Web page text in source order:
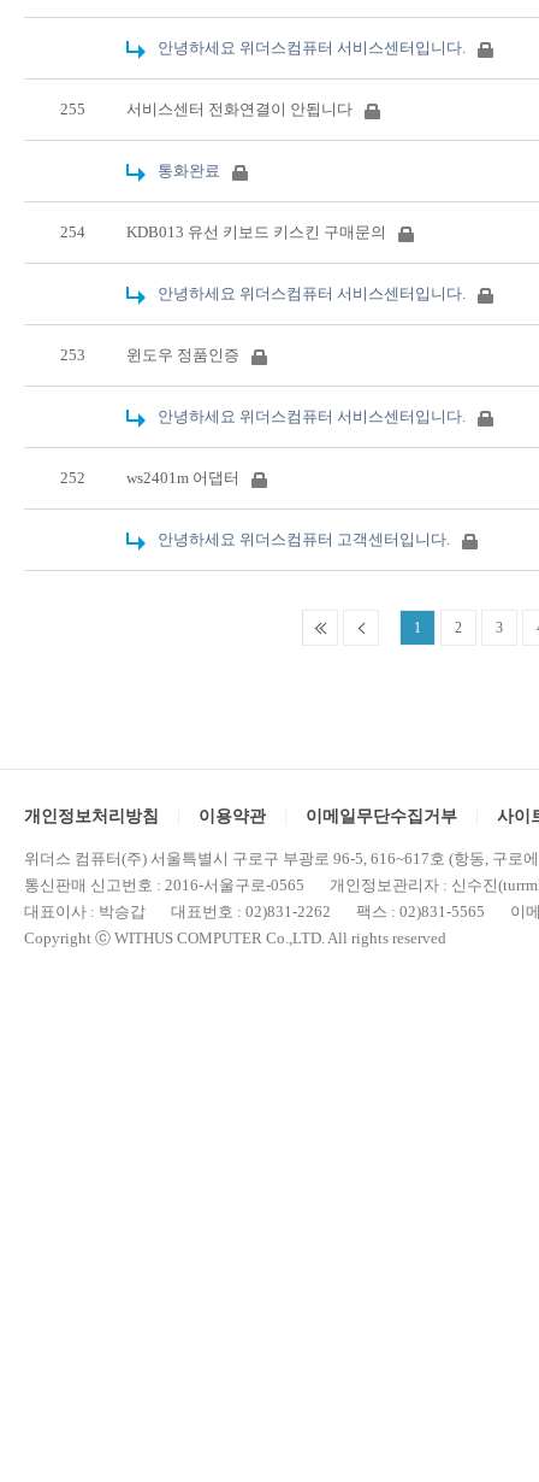
안녕하세요 위더스컴퓨터 서비스센터입니다.
255 서비스센터 전화연결이 안됩니다
통화완료
254 KDB013 유선 키보드 키스킨 구매문의
안녕하세요 위더스컴퓨터 서비스센터입니다.
253 윈도우 정품인증
안녕하세요 위더스컴퓨터 서비스센터입니다.
252 ws2401m 어댑터
안녕하세요 위더스컴퓨터 고객센터입니다.
1 2 3
개인정보처리방침 이용약관 이메일무단수집거부 사이
위더스 컴퓨터(주) 서울특별시 구로구 부광로 96-5, 616~617호 (항동, 구
통신판매 신고번호 : 2016-서울구로-0565 개인정보관리자 : 신수진
대표이사 : 박승갑 대표번호 : 02)831-2262 팩스 : 02)831-5565 이메
Copyright ⓒ WITHUS COMPUTER Co.,LTD. All rights reserved